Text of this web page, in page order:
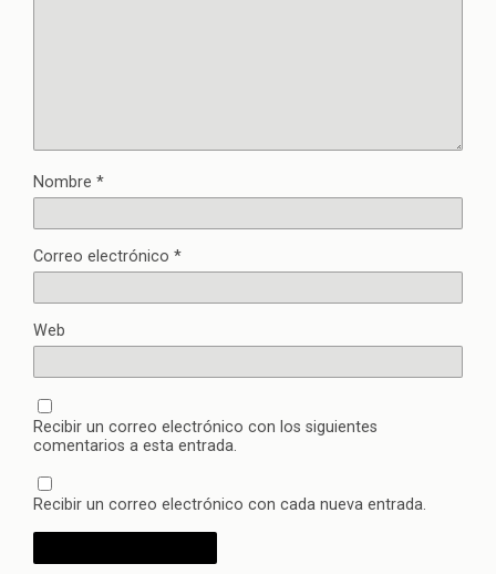
Nombre *
Correo electrónico *
Web
Recibir un correo electrónico con los siguientes
comentarios a esta entrada.
Recibir un correo electrónico con cada nueva entrada.